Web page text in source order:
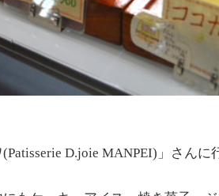
D.joie MANPEI)」さんに